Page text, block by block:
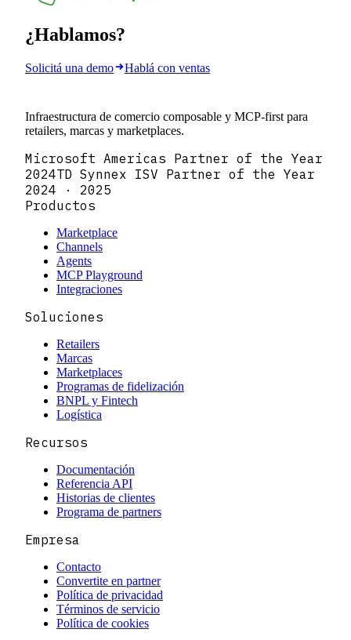
¿Hablamos?
Solicitá una demo Hablá con ventas
Infraestructura de comercio composable y MCP-first para
retailers, marcas y marketplaces.
Microsoft Americas Partner of the Year
2024TD Synnex ISV Partner of the Year
2024 · 2025
Productos
Marketplace
Channels
Agents
MCP Playground
Integraciones
Soluciones
Retailers
Marcas
Marketplaces
Programas de fidelización
BNPL y Fintech
Logística
Recursos
Documentación
Referencia API
Historias de clientes
Programa de partners
Empresa
Contacto
Convertite en partner
Política de privacidad
Términos de servicio
Política de cookies